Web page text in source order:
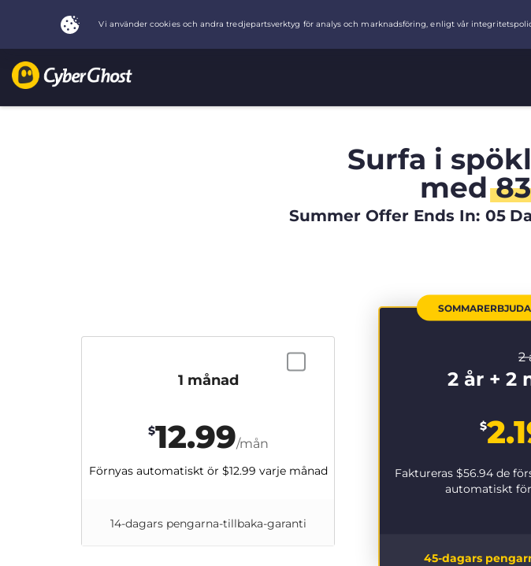
Surfa i
med
Summer Offer Ends In: 05
2
2 år + 2
$
Faktureras $56.94 de
automatiskt för
45-dagars
1 månad
$12.99/mån
Förnyas automatiskt ör $12.99 varje månad
14-dagars pengarna-tillbaka-garanti